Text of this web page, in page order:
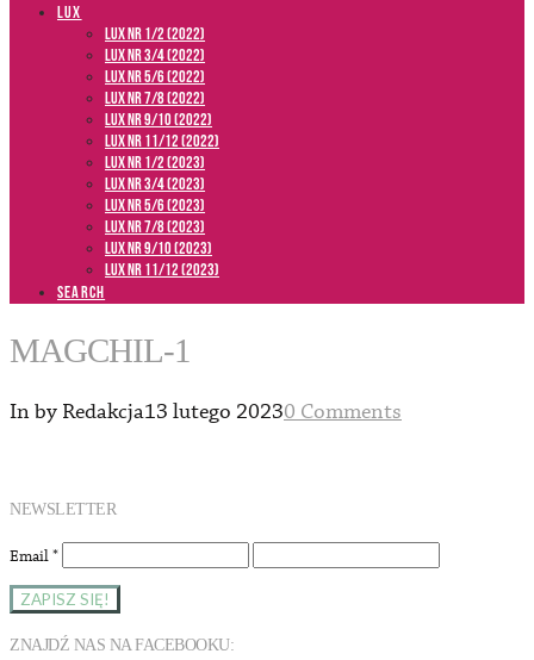
LUX
LUX NR 1/2 (2022)
LUX NR 3/4 (2022)
LUX NR 5/6 (2022)
LUX NR 7/8 (2022)
LUX nr 9/10 (2022)
LUX NR 11/12 (2022)
LUX NR 1/2 (2023)
LUX NR 3/4 (2023)
LUX NR 5/6 (2023)
LUX NR 7/8 (2023)
LUX NR 9/10 (2023)
LUX NR 11/12 (2023)
SEARCH
MAGCHIL-1
In by Redakcja13 lutego 20230 Comments
NEWSLETTER
Email*
ZNAJDŹ NAS NA FACEBOOKU: